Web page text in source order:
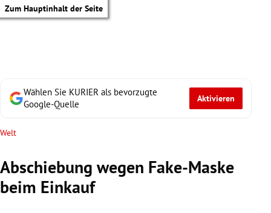
Zum Hauptinhalt der Seite
Wählen Sie KURIER als bevorzugte
Google-Quelle
Aktivieren
Welt
Abschiebung wegen Fake-Maske
beim Einkauf